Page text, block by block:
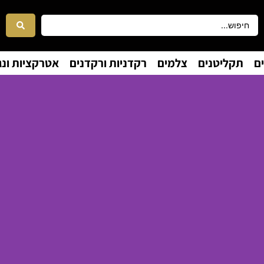
תקליטנים צלמים רקדניות ורקדנים אטרקציות